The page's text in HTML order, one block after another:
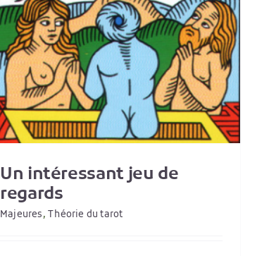
Un intéressant jeu de
regards
Majeures,Théorie du tarot
Mineures : Comprendre
Théorie du tarot